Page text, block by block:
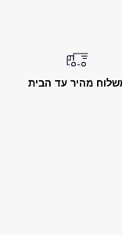
מהיר עד הבית